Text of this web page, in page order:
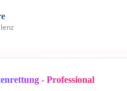
- Professional